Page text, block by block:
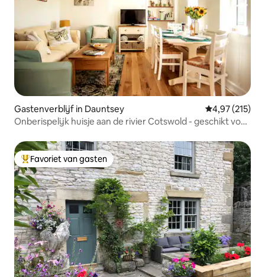
Gastenverblijf in Dauntsey Gemiddelde
4,97 (215)
Onberispelijk huisje aan de rivier Cotswold - geschikt voor
Topfavoriet van gasten
Favoriet van gasten